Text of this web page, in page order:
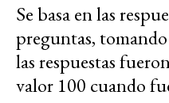
Se basa en las
preguntas,
las respuestas
valor 100 cuando